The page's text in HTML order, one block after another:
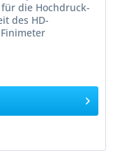
die Hochdruck-
des HD-